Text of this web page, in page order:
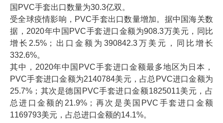
国PVC手套出口数量为30.3亿双。
受全球疫情影响，PVC手套出口数量增加。据中国海关数
据，2020年中国PVC手套进口金额为908.3万美元，同比
增长2.5%；出口金额为390842.3万美元，同比增长
332.6%。
其中，2020年中国PVC手套进口金额最多地区为日本，
PVC手套进口金额为2140784美元，占总PVC进口金额为
25.7%；其次是德国PVC手套进口金额1825011美元，占
总进口金额的21.9%；再次是美国PVC手套进口金额
1169793美元，占总进口金额的14.1%。